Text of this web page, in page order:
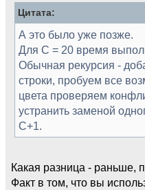
Цитата:
А это было уже позже.
Для C = 20 время
Обычная рекурсия -
строки, пробуем все
цвета проверяем
устранить заменой
C+1.
Какая разница - раньше,
Факт в том, что вы